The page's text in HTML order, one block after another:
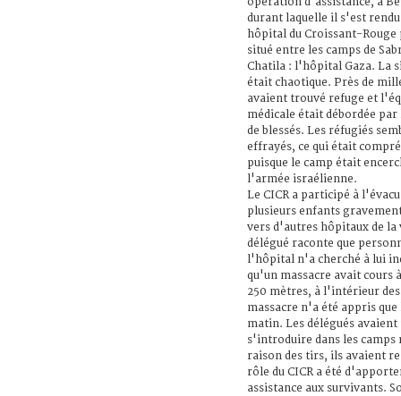
durant laquelle il s'est rendu
hôpital du Croissant-Rouge
situé entre les camps de
Chatila : l'hôpital Gaza. La
était chaotique. Près de
avaient trouvé refuge et
médicale était débordée
de blessés. Les réfugiés
effrayés, ce qui était
puisque le camp était
l'armée israélienne.
Le CICR a participé à
plusieurs enfants
vers d'autres hôpitaux de la
délégué raconte que
l'hôpital n'a cherché à lui
qu'un massacre avait cours
250 mètres, à l'intérieur des
massacre n'a été appris que
matin. Les délégués avaient
s'introduire dans les camps
raison des tirs, ils avaient
rôle du CICR a été
assistance aux survivants.